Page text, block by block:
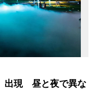
出現 昼と夜で異な